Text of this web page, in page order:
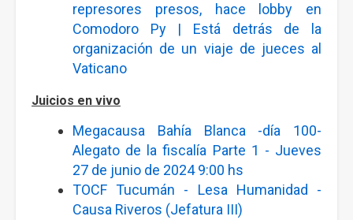
represores presos, hace lobby en
Comodoro Py | Está detrás de la
organización de un viaje de jueces al
Vaticano
Juicios en vivo
Megacausa Bahía Blanca -día 100-
Alegato de la fiscalía Parte 1 - Jueves
27 de junio de 2024 9:00 hs
TOCF Tucumán - Lesa Humanidad -
Causa Riveros (Jefatura III)